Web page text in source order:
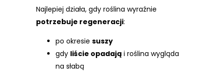
Najlepiej działa, gdy roślina wyraźnie
potrzebuje regeneracji:
po okresie suszy
gdy liście opadają i roślina wygląda
na słabą